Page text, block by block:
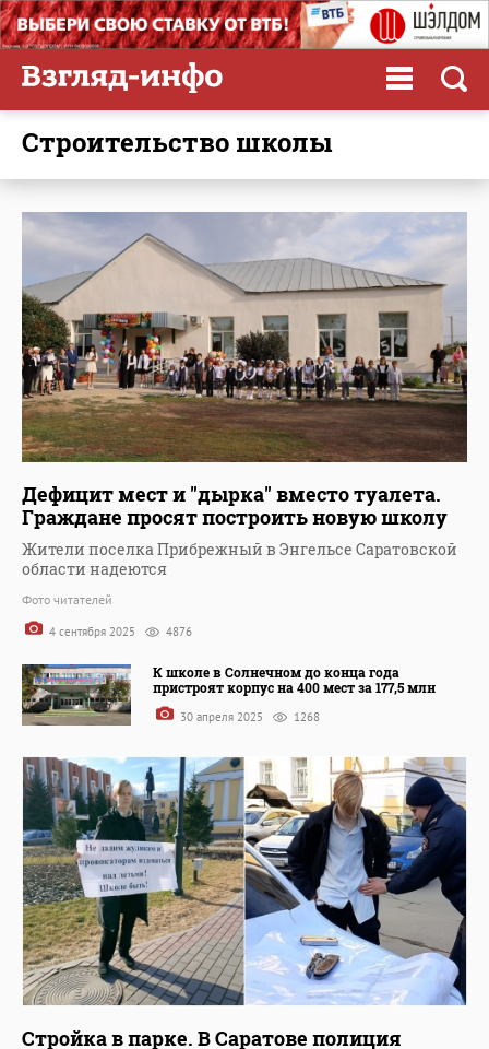
строительство школы
Дефицит мест и "дырка" вместо туалета.
Граждане просят построить новую школу
Жители поселка Прибрежный в Энгельсе Саратовской
области надеются
Фото читателей
4 сентября 2025 4876
К школе в Солнечном до конца года
пристроят корпус на 400 мест за 177,5 млн
30 апреля 2025 1268
Стройка в парке. В Саратове полиция